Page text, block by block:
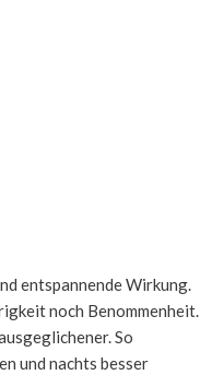
entspannende Wirkung.
noch Benommenheit.
So
und nachts besser